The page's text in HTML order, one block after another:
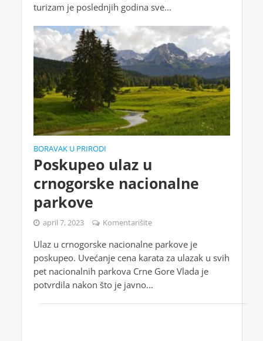
turizam je poslednjih godina sve...
BORAVAK U PRIRODI
Poskupeo ulaz u
crnogorske nacionalne
parkove
april 7, 2023 Komentarišite
Ulaz u crnogorske nacionalne parkove je
poskupeo. Uvećanje cena karata za ulazak u svih
pet nacionalnih parkova Crne Gore Vlada je
potvrdila nakon što je javno...